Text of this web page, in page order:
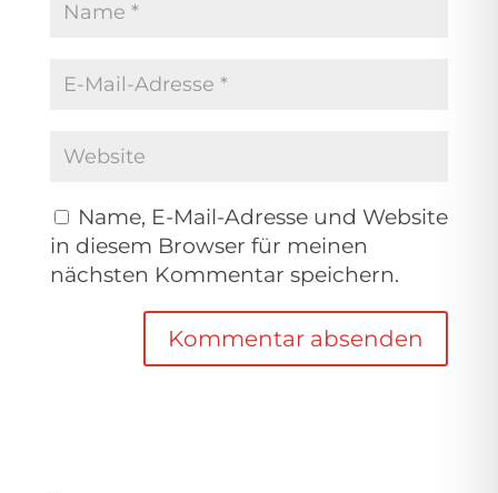
Name, E-Mail-Adresse und Website
in diesem Browser für meinen
nächsten Kommentar speichern.